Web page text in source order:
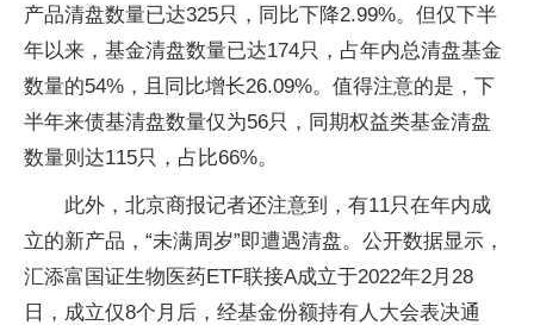
产品清盘数量已达325只，同比下降2.99%。但仅下半
年以来，基金清盘数量已达174只，占年内总清盘基金
数量的54%，且同比增长26.09%。值得注意的是，下
半年来债基清盘数量仅为56只，同期权益类基金清盘
数量则达115只，占比66%。
此外，北京商报记者还注意到，有11只在年内成
立的新产品，“未满周岁”即遭遇清盘。公开数据显示，
汇添富国证生物医药ETF联接A成立于2022年2月28
日，成立仅8个月后，经基金份额持有人大会表决通